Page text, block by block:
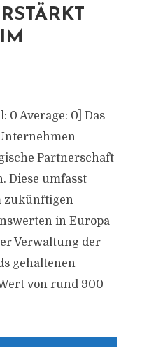
0 Average: 0] Das
Partnerschaft
Diese umfasst
zukünftigen
in Europa
Verwaltung der
gehaltenen
von rund 900